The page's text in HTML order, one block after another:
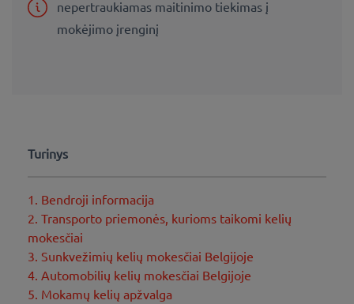
nepertraukiamas maitinimo tiekimas į
mokėjimo įrenginį
Turinys
1. Bendroji informacija
2. Transporto priemonės, kurioms taikomi kelių
mokesčiai
3. Sunkvežimių kelių mokesčiai Belgijoje
4. Automobilių kelių mokesčiai Belgijoje
5. Mokamų kelių apžvalga